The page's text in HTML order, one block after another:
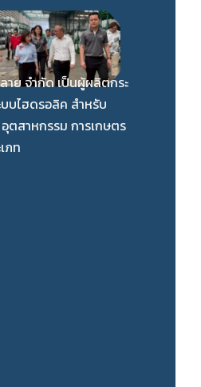
กัด ดำเนินกิจการ
จากการผลิตประตูม้วนขึ้น
และพัฒนาสินค้าประเภท